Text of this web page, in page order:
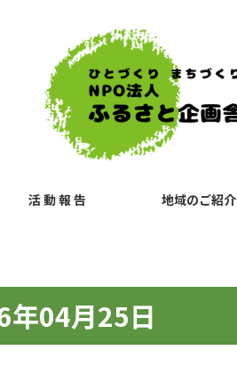
活 動 報 告 地域のご紹介
年04月25日